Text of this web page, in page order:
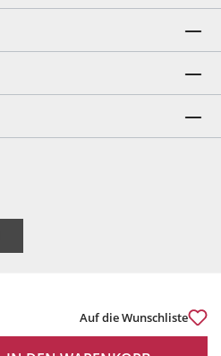
Auf die Wunschliste